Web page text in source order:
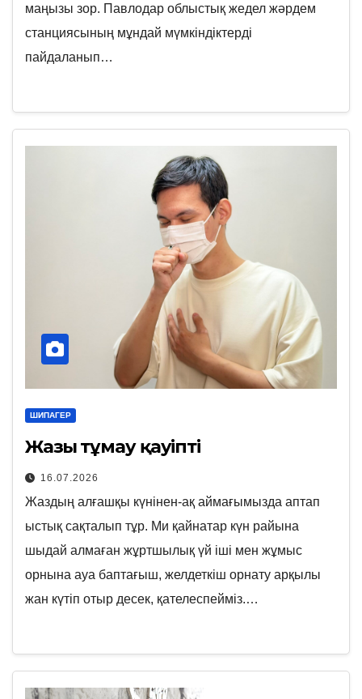
маңызы зор. Павлодар облыстық жедел жәрдем
станциясының мұндай мүмкіндіктерді
пайдаланып…
ШИПАГЕР
Жазғы тұмау қауіпті
16.07.2026
Жаздың алғашқы күнінен-ақ аймағымызда аптап
ыстық сақталып тұр. Ми қайнатар күн райына
шыдай алмаған жұртшылық үй іші мен жұмыс
орнына ауа баптағыш, желдеткіш орнату арқылы
жан күтіп отыр десек, қателеспейміз.…